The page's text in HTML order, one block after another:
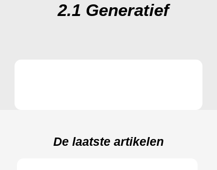
2.1 Generatief
De laatste artikelen